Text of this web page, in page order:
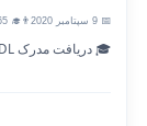
👨‍🎓 165+ نفر
🎓 دریافت مدرک ICDL با آزمون آنلاین | آموزشگاه نقدی با مجوز...